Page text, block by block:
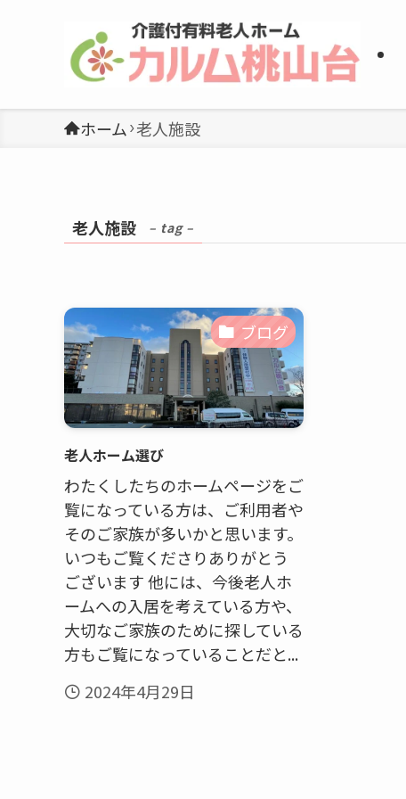
ホーム 老人施設
老人施設 – tag –
ブログ
老人ホーム選び
わたくしたちのホームページをご
覧になっている方は、ご利用者や
そのご家族が多いかと思います。
いつもご覧くださりありがとう
ございます 他には、今後老人ホ
ームへの入居を考えている方や、
大切なご家族のために探している
方もご覧になっていることだと...
2024年4月29日